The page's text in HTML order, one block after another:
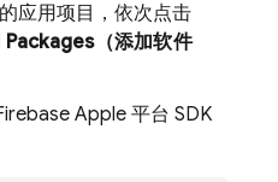
应用项目，依次点击
（添加软件
Apple 平台 SDK